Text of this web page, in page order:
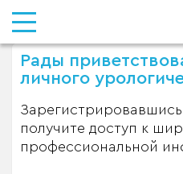
Рады
личного
получите доступ к
профессиональной